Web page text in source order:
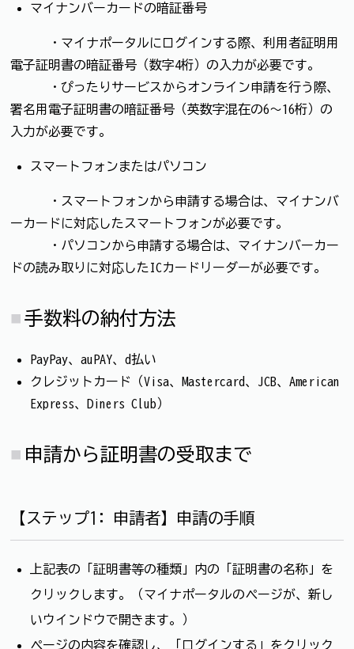
マイナンバーカードの暗証番号
・マイナポータルにログインする際、利用者証明用
電子証明書の暗証番号（数字4桁）の入力が必要です。
・ぴったりサービスからオンライン申請を行う際、
署名用電子証明書の暗証番号（英数字混在の6～16桁）の
入力が必要です。
スマートフォンまたはパソコン
・スマートフォンから申請する場合は、マイナンバ
ーカードに対応したスマートフォンが必要です。
・パソコンから申請する場合は、マイナンバーカー
ドの読み取りに対応したICカードリーダーが必要です。
手数料の納付方法
PayPay、auPAY、d払い
クレジットカード（Visa、Mastercard、JCB、American
Express、Diners Club）
申請から証明書の受取まで
【ステップ1: 申請者】申請の手順
上記表の「証明書等の種類」内の「証明書の名称」を
クリックします。（マイナポータルのページが、新し
いウインドウで開きます。）
ページの内容を確認し、「ログインする」をクリック